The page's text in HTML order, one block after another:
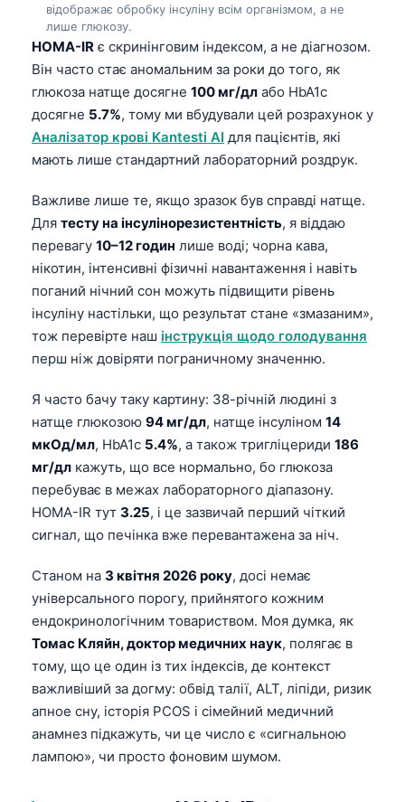
відображає обробку інсуліну всім організмом, а не
лише глюкозу.
HOMA-IR є скринінговим індексом, а не діагнозом.
Він часто стає аномальним за роки до того, як
глюкоза натще досягне 100 мг/дл або HbA1c
досягне 5.7%, тому ми вбудували цей розрахунок у
Аналізатор крові Kantesti AI для пацієнтів, які
мають лише стандартний лабораторний роздрук.
Важливе лише те, якщо зразок був справді натще.
Для тесту на інсулінорезистентність, я віддаю
перевагу 10–12 годин лише воді; чорна кава,
нікотин, інтенсивні фізичні навантаження і навіть
поганий нічний сон можуть підвищити рівень
інсуліну настільки, що результат стане «змазаним»,
тож перевірте наш інструкція щодо голодування
перш ніж довіряти пограничному значенню.
Я часто бачу таку картину: 38-річній людині з
натще глюкозою 94 мг/дл, натще інсуліном 14
мкОд/мл, HbA1c 5.4%, а також тригліцериди 186
мг/дл кажуть, що все нормально, бо глюкоза
перебуває в межах лабораторного діапазону.
HOMA-IR тут 3.25, і це зазвичай перший чіткий
сигнал, що печінка вже перевантажена за ніч.
Станом на 3 квітня 2026 року, досі немає
універсального порогу, прийнятого кожним
ендокринологічним товариством. Моя думка, як
Томас Кляйн, доктор медичних наук, полягає в
тому, що це один із тих індексів, де контекст
важливіший за догму: обвід талії, ALT, ліпіди, ризик
апное сну, історія PCOS і сімейний медичний
анамнез підкажуть, чи це число є «сигнальною
лампою», чи просто фоновим шумом.